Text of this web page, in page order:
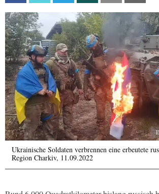
Ukrainische Soldaten verbrennen eine erbeutete
Region Charkiv, 11.09.2022